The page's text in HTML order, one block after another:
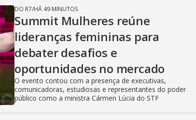
DO R7/HÁ 49 MINUTOS
Summit Mulheres reúne
lideranças femininas para
debater desafios e
oportunidades no mercado
O evento contou com a presença de executivas,
comunicadoras, estudiosas e representantes do poder
público como a ministra Cármen Lúcia do STF